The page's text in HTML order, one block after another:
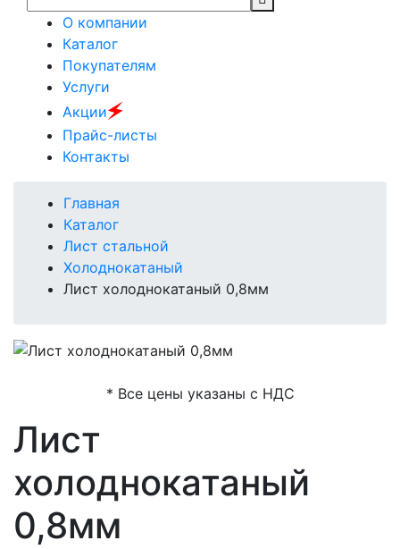
О компании
Каталог
Покупателям
Услуги
Акции🗲
Прайс-листы
Контакты
Главная
Каталог
Лист стальной
Холоднокатаный
Лист холоднокатаный 0,8мм
* Все цены указаны с НДС
Лист
холоднокатаный
0,8мм